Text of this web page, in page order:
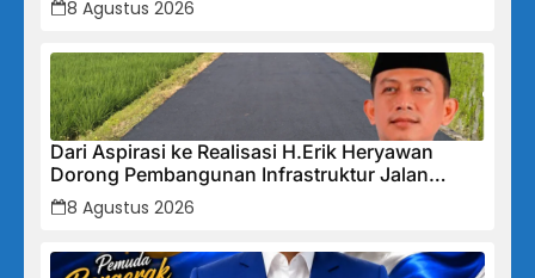
8 Agustus 2026
Dari Aspirasi ke Realisasi H.Erik Heryawan
Dorong Pembangunan Infrastruktur Jalan
Cikalong Bunder
8 Agustus 2026